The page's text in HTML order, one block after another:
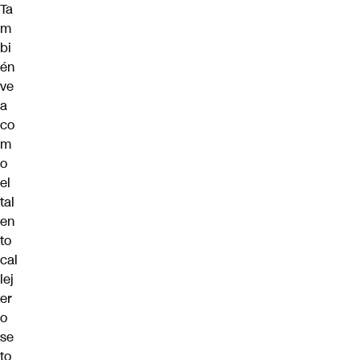
Ta
m
bi
én
ve
a
co
m
o
el
tal
en
to
cal
lej
er
o
se
to